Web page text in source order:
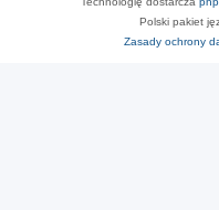
Polski pakiet
Zasady ochrony